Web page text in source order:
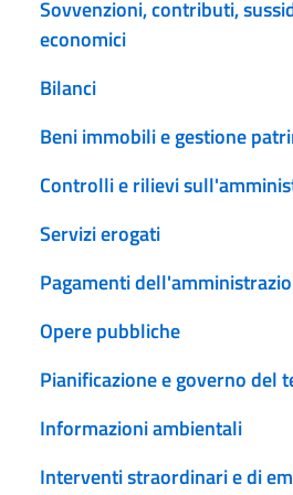
Sovvenzioni, contributi,
economici
Bilanci
Beni immobili e gestione
Controlli e rilievi
Servizi erogati
Pagamenti
Opere pubbliche
Pianificazione e governo del
Informazioni ambientali
Interventi straordinari e di